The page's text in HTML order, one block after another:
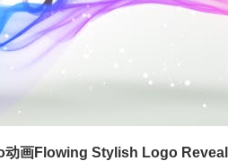
画Flowing Stylish Logo Reveal